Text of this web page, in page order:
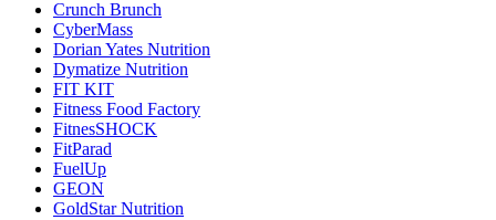
Crunch Brunch
CyberMass
Dorian Yates Nutrition
Dymatize Nutrition
FIT KIT
Fitness Food Factory
FitnesSHOCK
FitParad
FuelUp
GEON
GoldStar Nutrition